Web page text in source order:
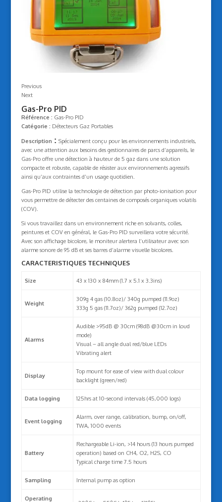
Previous
Next
Gas-Pro PID
Référence : Gas-Pro PID
Catégorie : Détecteurs Gaz Portables
Description : Spécialement conçu pour les environnements industriels,
avec une attention aux besoins des gestionnaires de parcs d’appareils, le
Gas-Pro offre une détection à hauteur de 5 gaz dans une solution
compacte et robuste, capable de résister aux environnements agressifs
ainsi qu’aux contraintes d’un usage quotidien.
Gas-Pro PID utilise la technologie de détection par photo-ionisation pour
vous permettre de détecter des centaines de composés organiques volatils
(COV).
Si vous travaillez dans un environnement riche en solvants, colles,
peintures et COV en général, le Gas-Pro PID surveillera votre sécurité.
Avec son affichage bicolore, le moniteur alertera l’utilisateur avec son
alarme sonore de 95 dB et ses barres d’alarme visuelle bicolores.
CARACTERISTIQUES TECHNIQUES
Size 43 x 130 x 84mm (1.7 x 5.1 x 3.3ins)
Weight
309g 4 gas (10.8oz)/ 340g pumped (11.9oz)
333g 5 gas (11.7oz)/ 362g pumped (12.7oz)
Alarms
Audible >95dB @ 30cm (98dB @30cm in loud
mode)
Visual – all angle dual red/blue LEDs
Vibrating alert
Display
Top mount for ease of view with dual colour
backlight (green/red)
Data logging 125hrs at 10-second intervals (45,000 logs)
Event logging
Alarm, over range, calibration, bump, on/off,
TWA, 1000 events
Battery
Rechargeable Li-ion, >14 hours (13 hours pumped
operation) based on CH4, O2, H2S, CO
Typical charge time 7.5 hours
Sampling Internal pump as option
Operating